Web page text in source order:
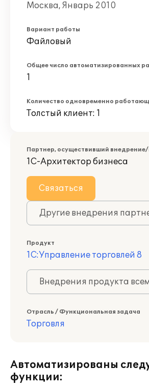
Москва, Январь 2010
Вариант работы
Файловый
Общее число автоматизированных
1
Количество одновременно
Толстый клиент: 1
Партнер, осуществивший
1С-Архитектор бизнеса
Связаться
Другие внедрения
Продукт
1С:Управление торговлей 8
Внедрения продукта
Отрасль / Функциональная задача
Торговля
Автоматизированы
функции: